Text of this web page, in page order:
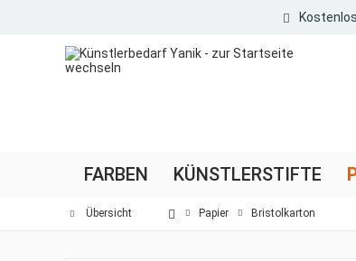
FARBEN KÜNSTLERSTIFTE
Übersicht Papier Bristolkarton